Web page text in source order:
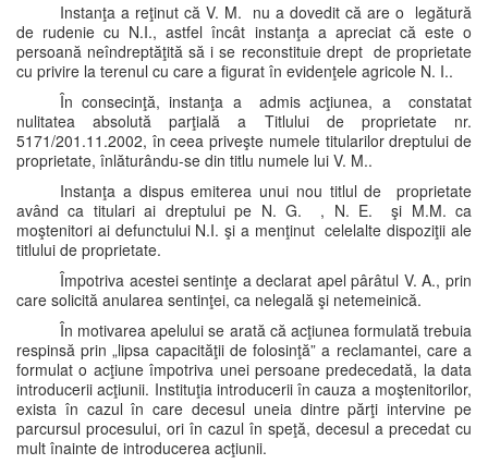
Instanţa a reţinut că V. M. nu a dovedit că are o legătură
de rudenie cu N.I., astfel încât instanţa a apreciat că este o
persoană neîndreptăţită să i se reconstituie drept de proprietate
cu privire la terenul cu care a figurat în evidenţele agricole N. I..
În consecinţă, instanţa a admis acţiunea, a constatat
nulitatea absolută parţială a Titlului de proprietate nr.
5171/201.11.2002, în ceea priveşte numele titularilor dreptului de
proprietate, înlăturându-se din titlu numele lui V. M..
Instanţa a dispus emiterea unui nou titlul de proprietate
având ca titulari ai dreptului pe N. G. , N. E. şi M.M. ca
moştenitori ai defunctului N.I. şi a menţinut celelalte dispoziţii ale
titlului de proprietate.
Împotriva acestei sentinţe a declarat apel pârâtul V. A., prin
care solicită anularea sentinţei, ca nelegală şi netemeinică.
În motivarea apelului se arată că acţiunea formulată trebuia
respinsă prin „lipsa capacităţii de folosinţă” a reclamantei, care a
formulat o acţiune împotriva unei persoane predecedată, la data
introducerii acţiunii. Instituţia introducerii în cauza a moştenitorilor,
exista în cazul în care decesul uneia dintre părţi intervine pe
parcursul procesului, ori în cazul în speţă, decesul a precedat cu
mult înainte de introducerea acţiunii.